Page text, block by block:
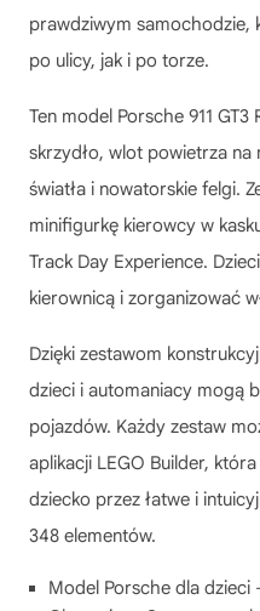
prawdziwym samochodzie,
po ulicy, jak i po torze.
Ten model Porsche 911
skrzydło, wlot powietrza
światła i nowatorskie felgi.
minifigurkę kierowcy w
Track Day Experience.
kierownicą i zorganizować
Dzięki zestawom
dzieci i automaniacy mogą
pojazdów. Każdy zestaw
aplikacji LEGO Builder,
dziecko przez łatwe i
348 elementów.
Model Porsche dla dzieci